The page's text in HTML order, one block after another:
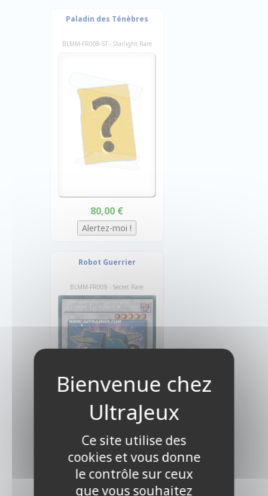
Paladin des Ténèbres
BLMM-FR008-ST - Starlight Rare
80,00 €
Robot Guerrier
BLMM-FR009 - Secret Rare
3,00 €
Ce site utilise des
cookies et vous donne
le contrôle sur ceux
que vous souhaitez